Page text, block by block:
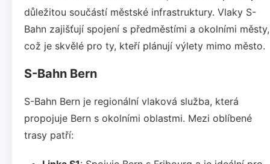
důležitou součástí městské infrastruktury. Vlaky S-
Bahn zajišťují spojení s předměstími a okolními městy,
což je skvělé pro ty, kteří plánují výlety mimo město.
S-Bahn Bern
S-Bahn Bern je regionální vlaková služba, která
propojuje Bern s okolními oblastmi. Mezi oblíbené
trasy patří: